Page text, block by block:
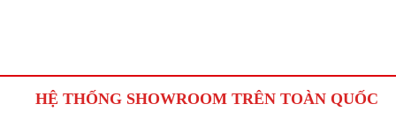
HỆ THỐNG SHOWROOM TRÊN TOÀN QUỐC